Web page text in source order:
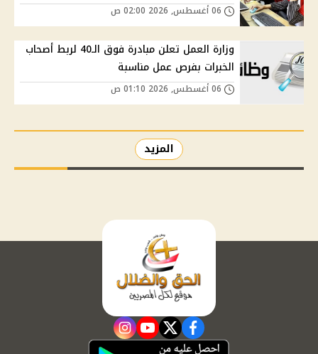
وزارة العمل تعلن مبادرة فوق الـ40 لربط أصحاب
الخبرات بفرص عمل مناسبة
المزيد
facebook
twitter
youtube
instagram